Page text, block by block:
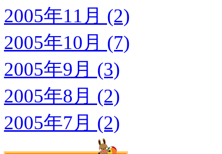
2005年11月 (2)
2005年10月 (7)
2005年9月 (3)
2005年8月 (2)
2005年7月 (2)